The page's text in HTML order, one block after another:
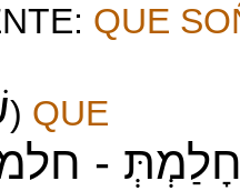
QUE
) QUE
-